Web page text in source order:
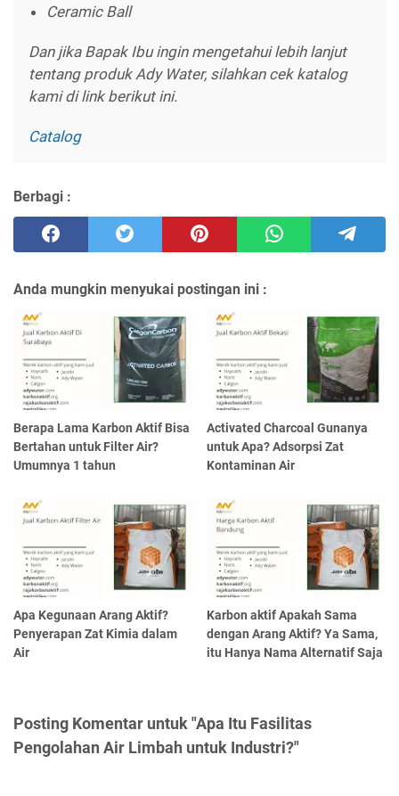
Ceramic Ball
Dan jika Bapak Ibu ingin mengetahui lebih lanjut
tentang produk Ady Water, silahkan cek katalog
kami di link berikut ini.
Catalog
Berbagi :
Anda mungkin menyukai postingan ini :
Berapa Lama Karbon Aktif Bisa
Bertahan untuk Filter Air?
Umumnya 1 tahun
Activated Charcoal Gunanya
untuk Apa? Adsorpsi Zat
Kontaminan Air
Apa Kegunaan Arang Aktif?
Penyerapan Zat Kimia dalam
Air
Karbon aktif Apakah Sama
dengan Arang Aktif? Ya Sama,
itu Hanya Nama Alternatif Saja
Posting Komentar untuk "Apa Itu Fasilitas
Pengolahan Air Limbah untuk Industri?"